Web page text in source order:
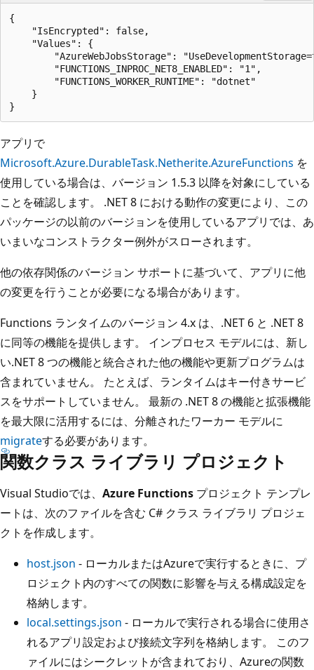
{
    "IsEncrypted": false,
    "Values": {
"AzureWebJobsStorage":
        "FUNCTIONS_INPROC_NET8_ENABLED": "1",
        "FUNCTIONS_WORKER_RUNTIME": "dotnet"
    }
アプリで
Microsoft.Azure.DurableTask.Netherite.AzureFunctions を
使用している場合は、バージョン 1.5.3 以降を対象にしている
ことを確認します。 .NET 8 における動作の変更により、この
パッケージの以前のバージョンを使用しているアプリでは、あ
いまいなコンストラクター例外がスローされます。
他の依存関係のバージョン サポートに基づいて、アプリに他
の変更を行うことが必要になる場合があります。
Functions ランタイムのバージョン 4.x は、.NET 6 と .NET 8
に同等の機能を提供します。 インプロセス モデルには、新し
い.NET 8 つの機能と統合された他の機能や更新プログラムは
含まれていません。 たとえば、ランタイムはキー付きサービ
スをサポートしていません。 最新の .NET 8 の機能と拡張機能
を最大限に活用するには、分離されたワーカー モデルに
migrateする必要があります。
関数クラス ライブラリ プロジェクト
Visual Studioでは、 Azure Functions プロジェクト テンプレ
ートは、次のファイルを含む C# クラス ライブラリ プロジェ
クトを作成します。
host.json - ローカルまたはAzureで実行するときに、プ
ロジェクト内のすべての関数に影響を与える構成設定を
格納します。
local.settings.json - ローカルで実行される場合に使用さ
れるアプリ設定および接続文字列を格納します。 このフ
ァイルにはシークレットが含まれており、Azureの関数